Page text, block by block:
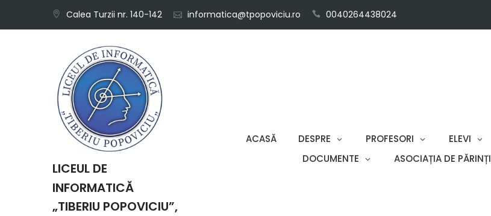
Calea Turzii nr. 140-142 informatica@tpopoviciu.ro 0040264438024
LICEUL DE
INFORMATICĂ
„TIBERIU POPOVICIU”,
ACASĂ DESPRE PROFESORI ELEVI
DOCUMENTE
ASOCIAȚIA DE PĂRINȚI